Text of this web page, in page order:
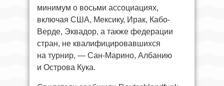
минимум о восьми ассоциациях,
включая США, Мексику, Ирак, Кабо-
Верде, Эквадор, а также федерации
стран, не квалифицировавшихся
на турнир, — Сан-Марино, Албанию
и Острова Кука.